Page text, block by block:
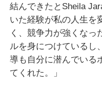
結んできたとSheila
いた経験が私の人生を
く、競争力が強くなっ
ルを身につけているし
導も自分に潜んでいる
てくれた。」